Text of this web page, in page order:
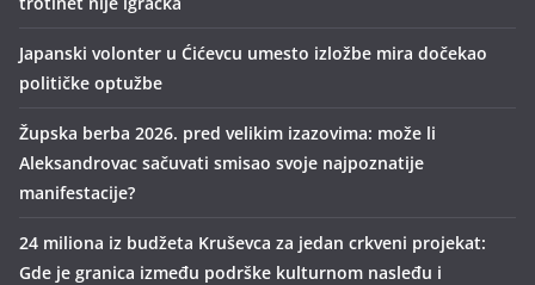
Japanski volonter u Ćićevcu umesto izložbe mira dočekao
političke optužbe
Župska berba 2026. pred velikim izazovima: može li
Aleksandrovac sačuvati smisao svoje najpoznatije
manifestacije?
24 miliona iz budžeta Kruševca za jedan crkveni projekat:
Gde je granica između podrške kulturnom nasleđu i